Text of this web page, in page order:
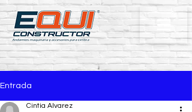
Entrada
Cintia Alvarez